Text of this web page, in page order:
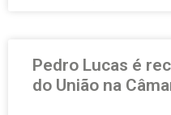
Pedro Lucas é
do União na